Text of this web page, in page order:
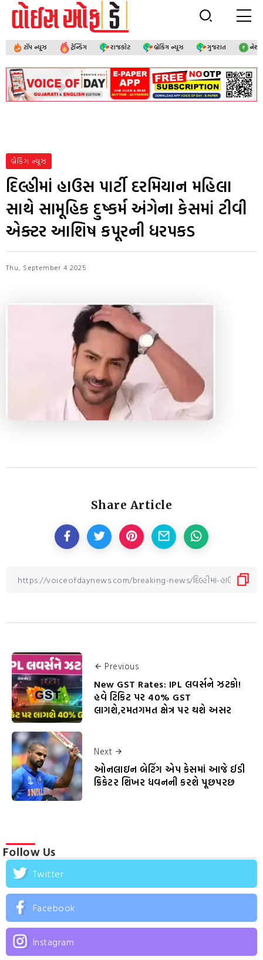
ટૉપ ન્યૂઝ ટ્રેન્ડિંગ રાજકોટ બ્રેકિંગ ન્યૂઝ ગુજરાત
બ્રેકિંગ ન્યૂઝ
દિલ્હીમાં હાઉસ પાર્ટી દરમિયાન મહિલા
સાથે સામૂહિક દુષ્કર્મ અંગેના કેસમાં ટીવી
એક્ટર આશિષ કપૂરની ધરપકડ
Thu, September 4 2025
Share Article
Previous
New GST Rates: IPL લવર્સને ઝટકો!
હવે ટિકિટ પર 40% GST
લાગશે,રમતગમત ક્ષેત્ર પર થશે અસર
Next
ઓનલાઇન બેટિંગ એપ કેસમાં આજે ઈડી
ક્રિકેટર શિખર ધવનની કરશે પૂછપરછ
Follow Us
Twitter
Facebook
Instagram